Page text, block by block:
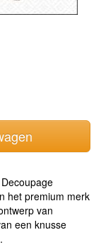
het premium merk
van
een knusse